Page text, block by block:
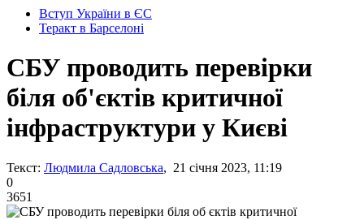
Вступ України в ЄС
Теракт в Барселоні
СБУ проводить перевірки
біля об'єктів критичної
інфраструктури у Києві
Текст: Людмила Садловська, 21 січня 2023, 11:19
0
3651